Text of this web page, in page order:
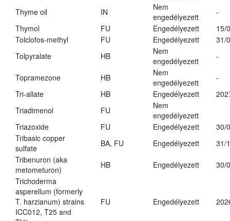
Thyme oil IN
Nem
engedélyezett
-
Thymol
FU Engedélyezett
15/
Tolclofos-methyl
FU Engedélyezett
31/
Tolpyralate
HB
Nem
engedélyezett
-
Topramezone HB
Nem
engedélyezett
-
Tri-allate
HB Engedélyezett
Triadimenol
FU
Nem
engedélyezett
Triazoxide
FU Engedélyezett
30/
Tribasic copper
sulfate
BA, FU Engedélyezett
31/
Tribenuron (aka
metometuron)
HB Engedélyezett
30/
Trichoderma
asperellum (formerly
T. harzianum) strains
ICC012, T25 and
FU Engedélyezett